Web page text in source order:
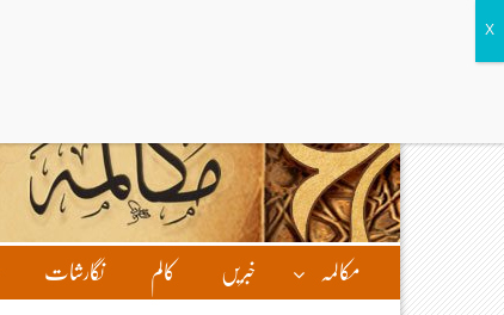
مکالمہ خبریں کالم نگارشات